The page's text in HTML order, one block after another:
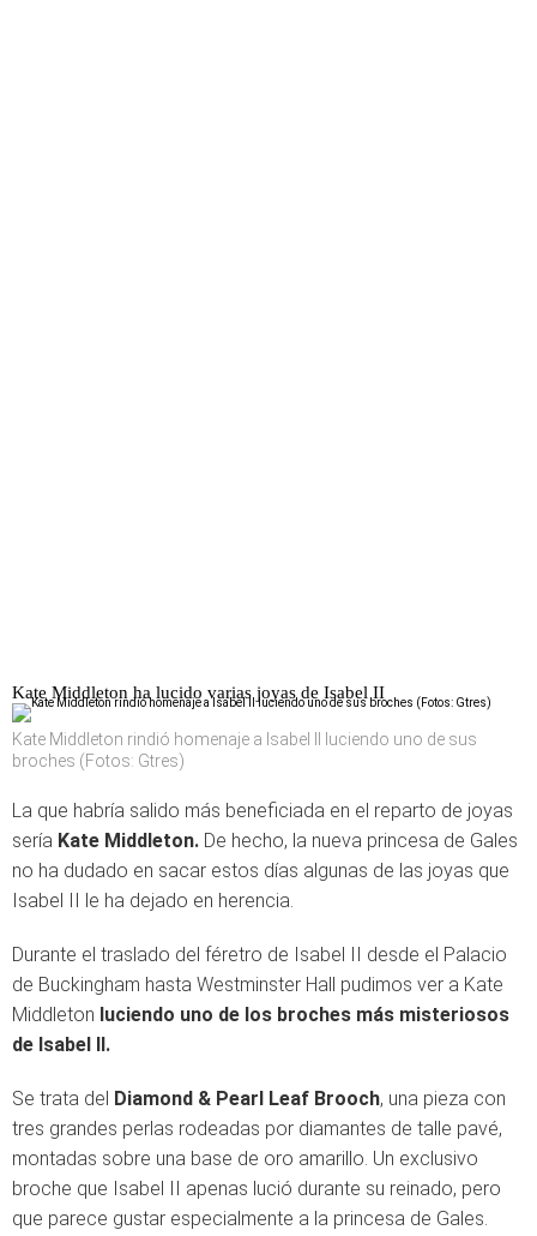
Kate Middleton ha lucido varias joyas de Isabel II
Kate Middleton rindió homenaje a Isabel II luciendo uno de sus
broches (Fotos: Gtres)
La que habría salido más beneficiada en el reparto de joyas
sería Kate Middleton. De hecho, la nueva princesa de Gales
no ha dudado en sacar estos días algunas de las joyas que
Isabel II le ha dejado en herencia.
Durante el traslado del féretro de Isabel II desde el Palacio
de Buckingham hasta Westminster Hall pudimos ver a Kate
Middleton luciendo uno de los broches más misteriosos
de Isabel II.
Se trata del Diamond & Pearl Leaf Brooch, una pieza con
tres grandes perlas rodeadas por diamantes de talle pavé,
montadas sobre una base de oro amarillo. Un exclusivo
broche que Isabel II apenas lució durante su reinado, pero
que parece gustar especialmente a la princesa de Gales.